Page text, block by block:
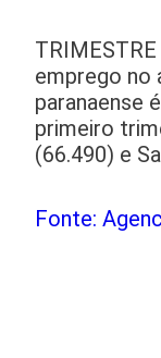
emprego no
paranaense
primeiro
(66.490) e
Fonte: